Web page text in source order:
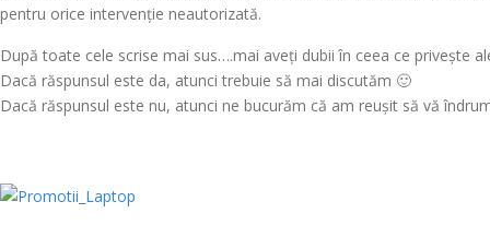
pentru orice intervenție neautorizată.
După toate cele scrise mai sus….mai aveți dubii în ceea ce privește
Dacă răspunsul este da, atunci trebuie să mai discutăm 🙂
Dacă răspunsul este nu, atunci ne bucurăm că am reușit să vă